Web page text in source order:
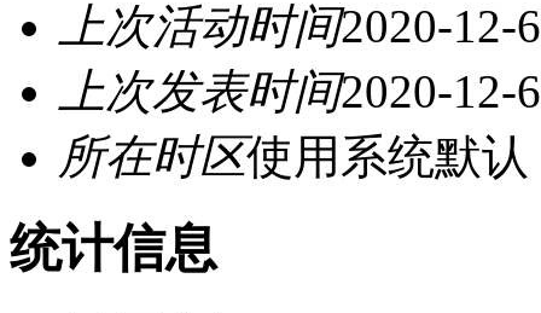
上次活动时间2020-12-
上次发表时间2020-12-
所在时区使用系统默认
统计信息